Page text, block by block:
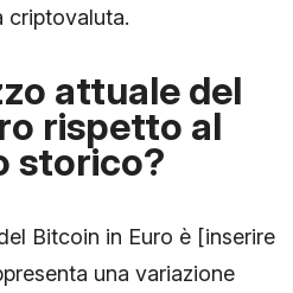
criptovaluta.
attuale del
rispetto al
storico?
Bitcoin in Euro è [inserire
una variazione